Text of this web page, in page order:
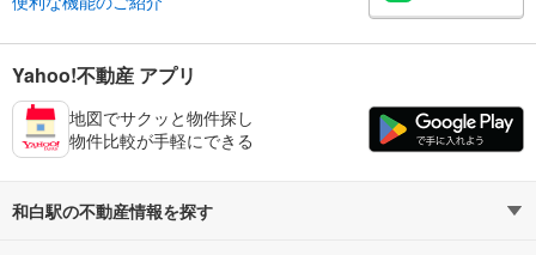
Yahoo!不動産 アプリ
地図でサクッと物件探し
物件比較が手軽にできる
和白駅の不動産情報を探す